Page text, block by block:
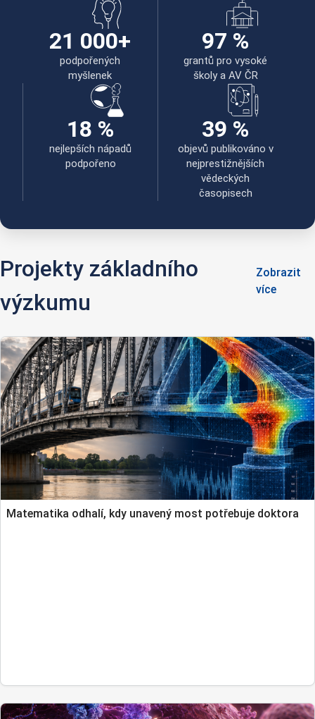
21 000+
podpořených
myšlenek
97 %
grantů pro vysoké
školy a AV ČR
18 %
nejlepších nápadů
podpořeno
39 %
objevů publikováno v
nejprestižnějších
vědeckých
časopisech
Projekty základního
výzkumu
Zobrazit
více
Matematika odhalí, kdy unavený most potřebuje doktora